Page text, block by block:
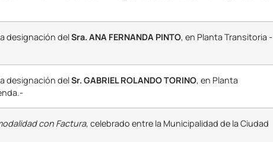
designación delSra. ANA FERNANDA PINTO, en Planta Transitoria -
designación delSr. GABRIEL ROLANDO TORINO, en Planta
con Factura, celebrado entre la Municipalidad de la Ciudad